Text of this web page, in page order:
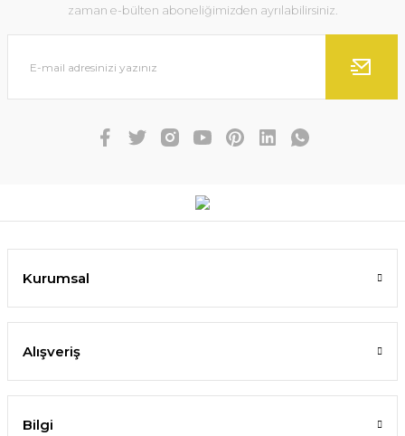
zaman e-bülten aboneliğimizden ayrılabilirsiniz.
Kurumsal
Alışveriş
Bilgi